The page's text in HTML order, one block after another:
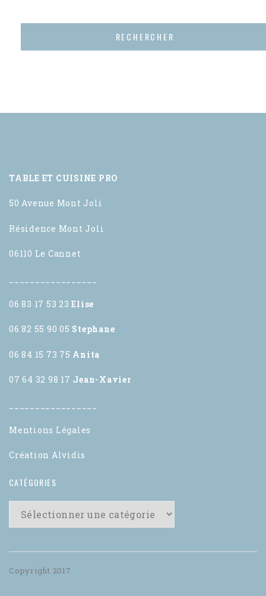
TABLE ET CUISINE PRO
50 Avenue Mont Joli
Résidence Mont Joli
06110 Le Cannet
06 83 17 53 23Elise
06 82 55 90 05 Stephane
06 84 15 73 75 Anita
07 64 32 98 17 Jean-Xavier
Mentions Légales
Création Alvidis
CATÉGORIES
Copyright 2017